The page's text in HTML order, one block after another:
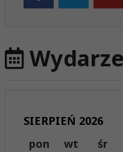
SIERPIEŃ 2026
pon
wt śr